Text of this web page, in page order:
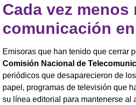
Cada vez menos
comunicación
Emisoras que han tenido que cerrar
Comisión Nacional de
periódicos que desaparecieron de
papel, programas de televisión que
su línea editorial para mantenerse al